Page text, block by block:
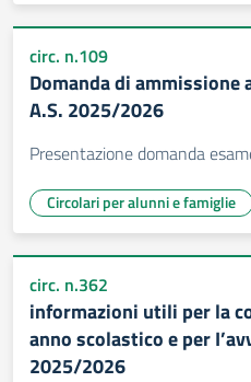
circ. n.109
Domanda di ammissione
A.S. 2025/2026
Presentazione domanda
Circolari per alunni e famiglie
circ. n.362
informazioni utili per la
anno scolastico e per
2025/2026